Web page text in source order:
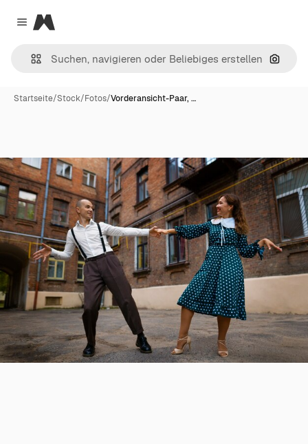
Close menu
Magnific
Nach
Startseite/Stock/Fotos/Vorderansicht-Paar, …